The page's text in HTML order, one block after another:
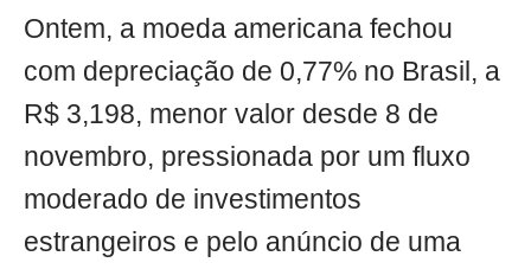
Ontem, a moeda americana fechou
com depreciação de 0,77% no Brasil, a
R$ 3,198, menor valor desde 8 de
novembro, pressionada por um fluxo
moderado de investimentos
estrangeiros e pelo anúncio de uma